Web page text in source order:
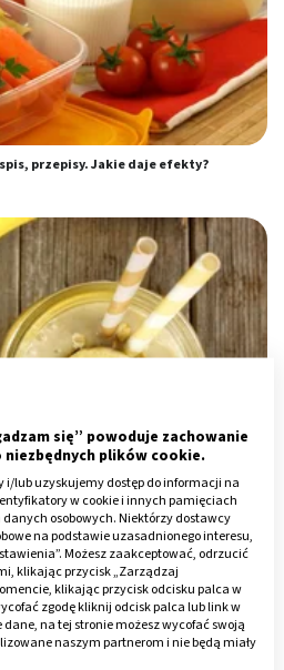
przepisy. Jakie daje efekty?
jeść i pić po wybielaniu zębów?
się” powoduje zachowanie
plików cookie.
i/lub uzyskujemy dostęp do informacji na
w cookie i innych pamięciach
osobowych. Niektórzy dostawcy
na podstawie uzasadnionego interesu,
Możesz zaakceptować, odrzucić
klikając przycisk „Zarządzaj
klikając przycisk odcisku palca w
zgodę kliknij odcisk palca lub link w
na tej stronie możesz wycofać swoją
naszym partnerom i nie będą miały